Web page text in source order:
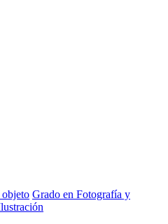
Grado en Fotografía y